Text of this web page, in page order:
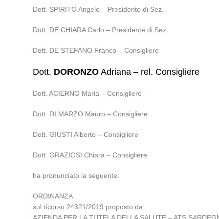
Dott. SPIRITO Angelo – Presidente di Sez.
Dott. DE CHIARA Carlo – Presidente di Sez.
Dott. DE STEFANO Franco – Consigliere
Dott. DORONZO Adriana – rel. Consigliere
Dott. ACIERNO Maria – Consigliere
Dott. DI MARZO Mauro – Consigliere
Dott. GIUSTI Alberto – Consigliere
Dott. GRAZIOSI Chiara – Consigliere
ha pronunciato la seguente:
ORDINANZA
sul ricorso 24321/2019 proposto da: